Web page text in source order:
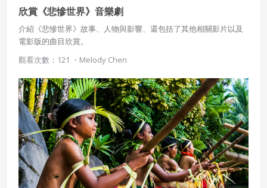
欣賞《悲慘世界》音樂劇
介紹《悲慘世界》故事、人物與影響、還包括了其他相關影片以及
電影版的曲目欣賞。
觀看次數：121 ・ Melody Chen